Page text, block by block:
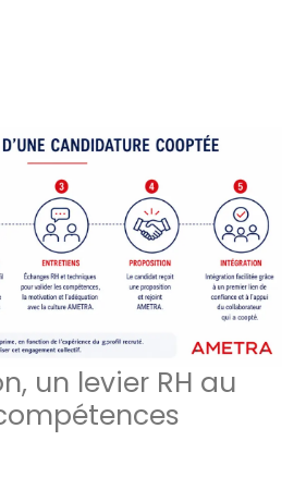
un levier RH au